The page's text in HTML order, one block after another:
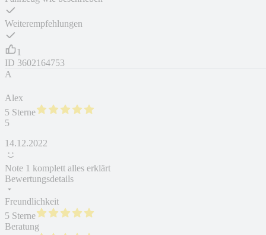
Weiterempfehlungen
1
ID 3602164753
A
Alex
5 Sterne
5
14.12.2022
Note 1 komplett alles erklärt
Bewertungsdetails
Freundlichkeit
5 Sterne
Beratung